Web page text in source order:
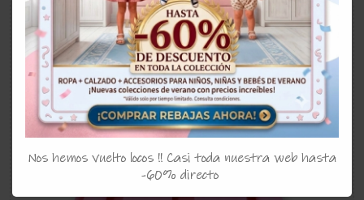
Nos hemos vuelto locos !! Casi toda nuestra web hasta
-60% directo